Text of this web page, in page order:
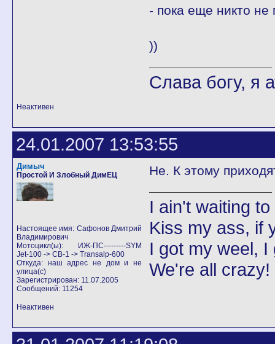
- пока еще никто не
))
Слава богу, я
Неактивен
24.01.2007 13:53:55
Димыч
Простой И Злобный ДимЕЦ
Настоящее имя: Сафонов Дмитрий
Владимирович
Мотоцикл(ы): ИЖ-ПС---------SYM
Jet-100 -> CB-1 -> Transalp-600
Откуда: наш адрес не дом и не
улица(с)
Зарегистрирован: 11.07.2005
Сообщений: 11254
Не. К этому
I ain't waiting
Kiss my ass, if
I got my weel,
We're all
Неактивен